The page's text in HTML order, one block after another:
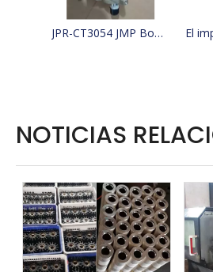
JPR-CT3054 JMP Bomba de agua de mar para barco de refrigeración reemplaza 4255411, 425-5411, Jabsco 29630-1301S, W100000
NOTICIAS